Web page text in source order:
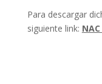
Para descargar
siguiente link: